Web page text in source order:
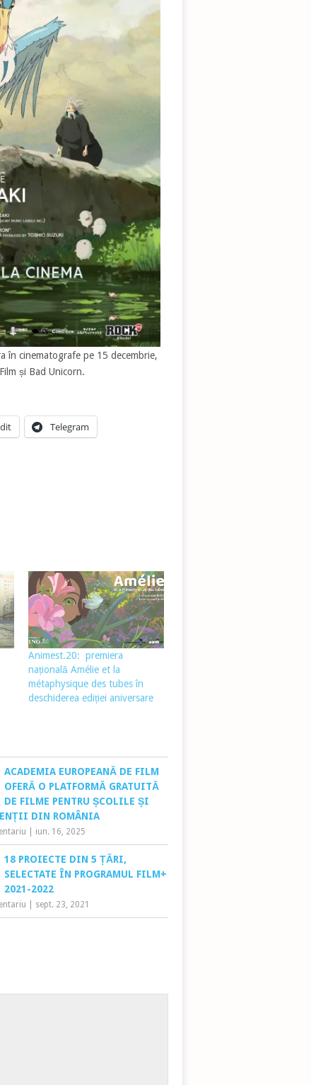
în cinematografe pe 15 decembrie,
și Bad Unicorn.
Telegram
Animest.20: premiera
națională Amélie et la
métaphysique des tubes în
deschiderea ediției aniversare
ACADEMIA EUROPEANĂ DE FILM
OFERĂ O PLATFORMĂ GRATUITĂ
DE FILME PENTRU ȘCOLILE ȘI
DIN ROMÂNIA
iun. 16, 2025
18 PROIECTE DIN 5 ȚĂRI,
SELECTATE ÎN PROGRAMUL FILM+
2021-2022
sept. 23, 2021